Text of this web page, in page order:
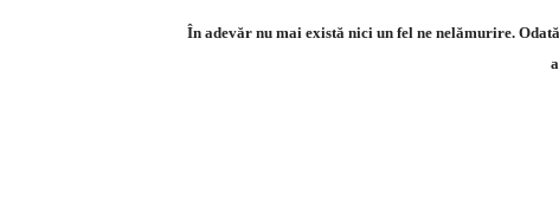
În adevăr nu mai există nici un fel ne nelămurire.